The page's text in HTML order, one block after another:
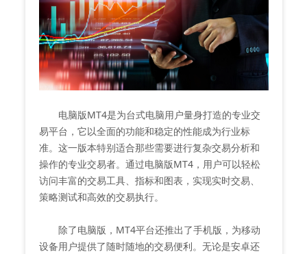
电脑版MT4是为台式电脑用户量身打造的专业交
易平台，它以全面的功能和稳定的性能成为行业标
准。这一版本特别适合那些需要进行复杂交易分析和
操作的专业交易者。通过电脑版MT4，用户可以轻松
访问丰富的交易工具、指标和图表，实现实时交易、
策略测试和高效的交易执行。
除了电脑版，MT4平台还推出了手机版，为移动
设备用户提供了随时随地的交易便利。无论是安卓还